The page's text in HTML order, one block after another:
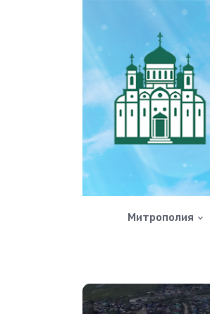
Митрополия